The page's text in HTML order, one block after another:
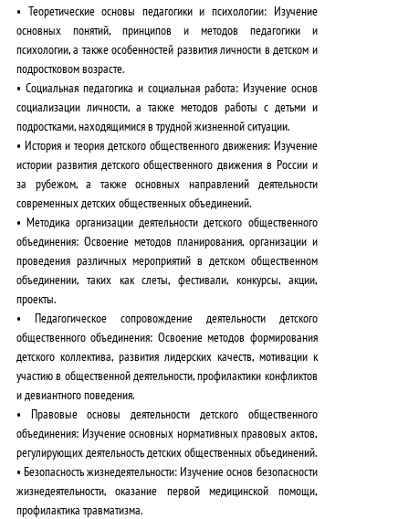
• Теоретические основы педагогики и психологии: Изучение
основных понятий, принципов и методов педагогики и
психологии, а также особенностей развития личности в детском и
подростковом возрасте.
• Социальная педагогика и социальная работа:Изучение основ
социализации личности, а также методов работы с детьми и
подростками, находящимися в трудной жизненной ситуации.
• История и теория детского общественного движения:Изучение
истории развития детского общественного движения в России и
за рубежом, а также основных направлений деятельности
современных детских общественных объединений.
•Методика организации деятельности детского общественного
объединения: Освоение методов планирования, организации и
проведения различных мероприятий в детском общественном
объединении, таких как слеты, фестивали, конкурсы, акции,
проекты.
• Педагогическое сопровождение деятельности детского
общественного объединения: Освоение методов формирования
детского коллектива, развития лидерских качеств, мотивации к
участию в общественной деятельности, профилактики конфликтов
и девиантного поведения.
• Правовые основы деятельности детского общественного
объединения: Изучение основных нормативных правовых актов,
регулирующих деятельность детских общественных объединений.
•Безопасность жизнедеятельности:Изучение основ безопасности
жизнедеятельности, оказание первой медицинской помощи,
профилактика травматизма.